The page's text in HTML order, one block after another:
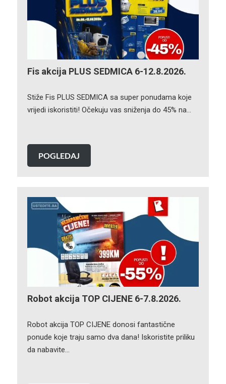
Fis akcija PLUS SEDMICA 6-12.8.2026.
Stiže Fis PLUS SEDMICA sa super ponudama koje
vrijedi iskoristiti! Očekuju vas sniženja do 45% na…
POGLEDAJ
Robot akcija TOP CIJENE 6-7.8.2026.
Robot akcija TOP CIJENE donosi fantastične
ponude koje traju samo dva dana! Iskoristite priliku
da nabavite…